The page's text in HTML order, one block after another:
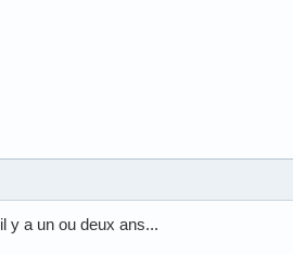
y a un ou deux ans...